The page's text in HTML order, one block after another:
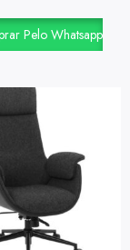
Pelo Whatsapp